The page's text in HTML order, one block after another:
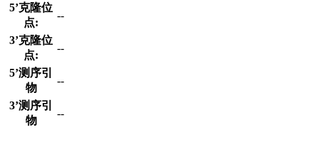
5’克隆位
点:
--
3’克隆位
点:
--
5’测序引
物
--
3’测序引
物
--